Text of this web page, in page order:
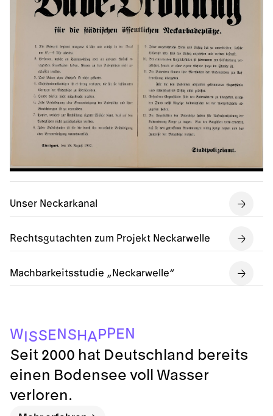
Unser Neckarkanal
Rechtsgutachten zum Projekt Neckarwelle
Machbarkeitsstudie „Neckarwelle“
WISSENSHAPPEN
Seit 2000 hat Deutschland bereits
einen Bodensee voll Wasser
verloren.